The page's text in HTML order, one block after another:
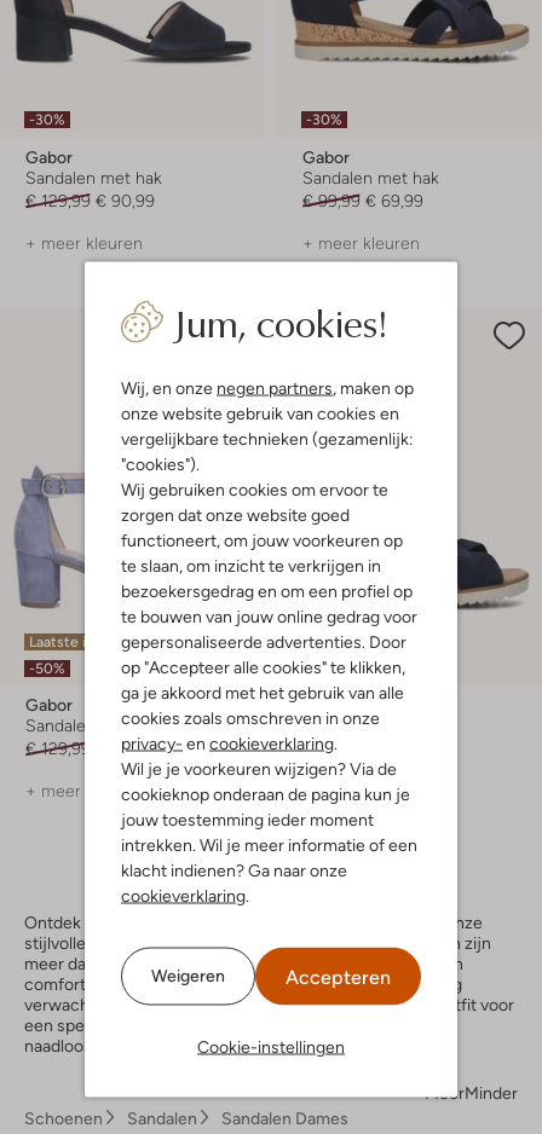
Jum, cookies!
Wij, en onze negen partners , maken op
onze website gebruik van cookies en
vergelijkbare technieken (gezamenlijk:
"cookies").
Wij gebruiken cookies om ervoor te
zorgen dat onze website goed
functioneert, om jouw voorkeuren op
te slaan, om inzicht te verkrijgen in
bezoekersgedrag en om een profiel op
te bouwen van jouw online gedrag voor
gepersonaliseerde advertenties. Door
op "Accepteer alle cookies" te klikken,
ga je akkoord met het gebruik van alle
cookies zoals omschreven in onze
privacy- en cookieverklaring
Wil je je voorkeuren wijzigen? Via de
cookieknop onderaan de pagina kun je
jouw toestemming ieder moment
intrekken. Wil je meer informatie of een
klacht indienen? Ga naar onze
cookieverklaring
Weigeren Accepteren
Cookie-instellingen
-30%
Gabor
Sandalen met hak
€ 129,99 € 90,99
+ meer kleuren
-30%
Gabor
Sandalen met hak
€ 99,99 € 69,99
+ meer kleuren
Laatste item
-50%
Gabor
Sandalen met hak
€ 129,99
€ 64,99
+ meer kleuren
-30%
Gabor
Sandalen met hak
€ 99,99
+ meer kleuren
Ontdek de charme van
in elke stap die je zet met onze
stijlvolle collectie Gabor sandalen in blauw. Deze sandalen zijn
meer dan een elegante toevoeging aan je outfit; ze bieden
comfort en kwaliteit die je van een topmerk als Gabor mag
verwachten. Of je nu kiest voor een casual look of een outfit voor
een speciale gelegenheid, blauwe sandalen gabor passen
naadloos bij jouw persoonlijke stijl.
MeerMinder
Schoenen
Sandalen Sandalen Dames